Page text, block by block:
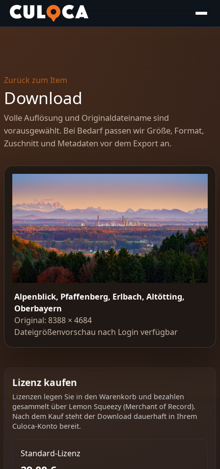
Zurück zum Item
Download
Volle Auflösung und Originaldateiname sind
vorausgewählt. Bei Bedarf passen wir Größe, Format,
Zuschnitt und Metadaten vor dem Export an.
Alpenblick, Pfaffenberg, Erlbach, Altötting,
Oberbayern
Original: 8388 × 4684
Dateigrößenvorschau nach Login verfügbar
Lizenz kaufen
Lizenzen legen Sie in den Warenkorb und bezahlen
gesammelt über Lemon Squeezy (Merchant of Record).
Nach dem Kauf steht der Download dauerhaft in Ihrem
Culoca-Konto bereit.
Standard-Lizenz